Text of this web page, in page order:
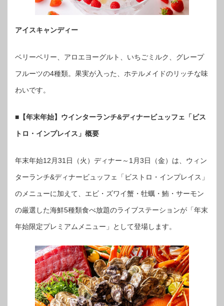
アイスキャンディー
ベリーベリー、アロエヨーグルト、いちごミルク、グレープ
フルーツの4種類。果実が入った、ホテルメイドのリッチな味
わいです。
■【年末年始】ウインターランチ&ディナービュッフェ「ビス
トロ・インプレイス」概要
年末年始12月31日（火）ディナー～1月3日（金）は、ウィン
ターランチ&ディナービュッフェ「ビストロ・インプレイス」
のメニューに加えて、エビ・ズワイ蟹・牡蠣・鮪・サーモン
の厳選した海鮮5種類食べ放題のライブステーションが「年末
年始限定プレミアムメニュー」として登場します。